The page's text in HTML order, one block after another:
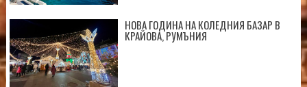
НОВА ГОДИНА НА КОЛЕДНИЯ БАЗАР В
КРАЙОВА, РУМЪНИЯ